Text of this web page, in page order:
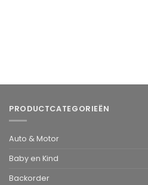
PRODUCTCATEGORIEËN
Auto & Motor
Baby en Kind
Backorder